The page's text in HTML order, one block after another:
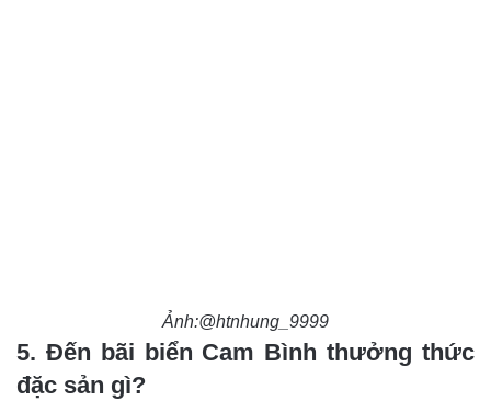
Ảnh:@htnhung_9999
5. Đến bãi biển Cam Bình thưởng thức
đặc sản gì?